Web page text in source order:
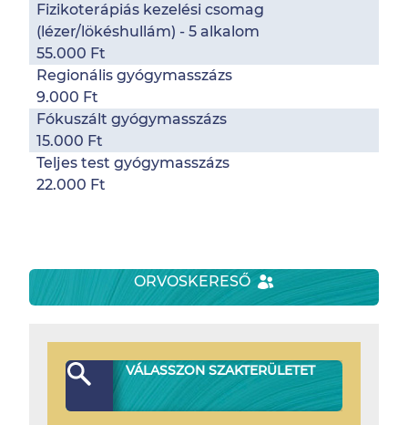
Fizikoterápiás kezelési csomag
(lézer/lökéshullám) - 5 alkalom
55.000 Ft
Regionális gyógymasszázs
9.000 Ft
Fókuszált gyógymasszázs
15.000 Ft
Teljes test gyógymasszázs
22.000 Ft
ORVOSKERESŐ
VÁLASSZON SZAKTERÜLETET